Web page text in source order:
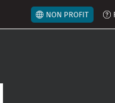
Menú del
NON PROFIT